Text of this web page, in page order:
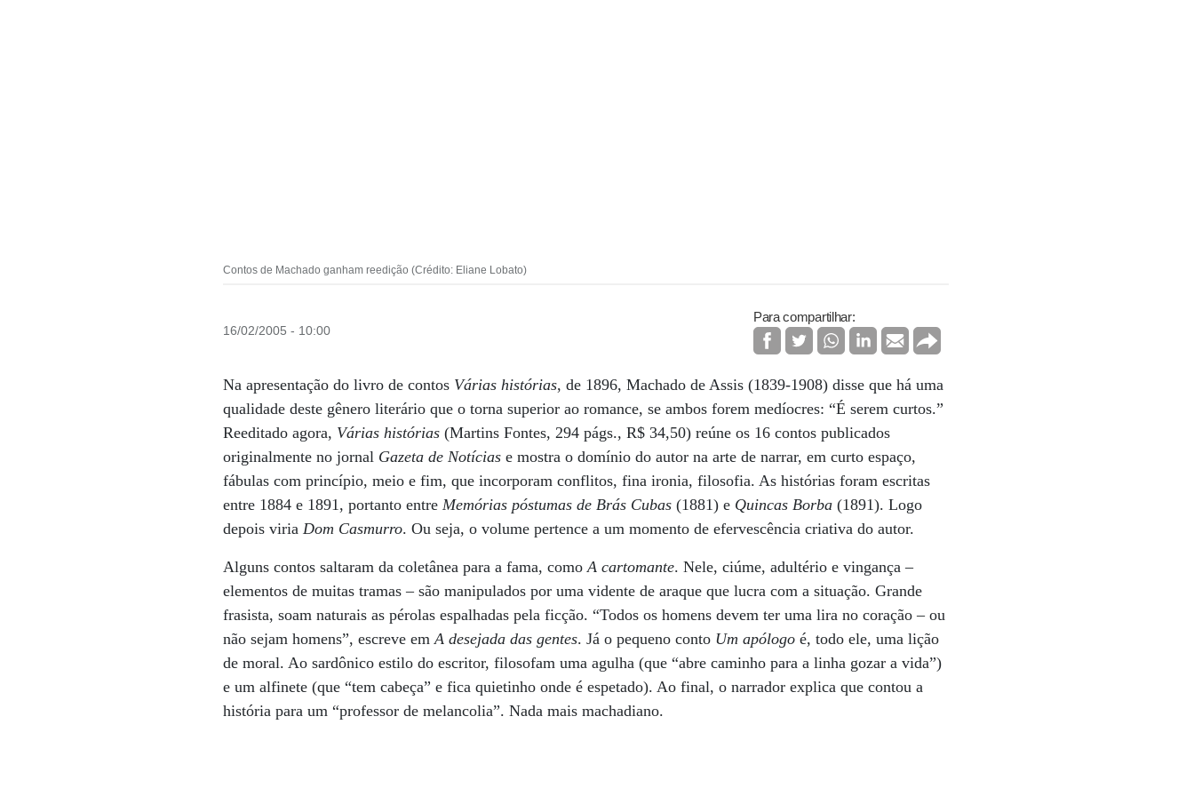
Contos de Machado ganham reedição (Crédito: Eliane Lobato)
16/02/2005 - 10:00
Para compartilhar:
Na apresentação do livro de contos Várias histórias, de 1896, Machado de Assis (1839-1908) disse que há uma
qualidade deste gênero literário que o torna superior ao romance, se ambos forem medíocres: “É serem curtos.”
Reeditado agora, Várias histórias(Martins Fontes, 294 págs., R$ 34,50) reúne os 16 contos publicados
originalmente no jornal Gazeta de Notícias e mostra o domínio do autor na arte de narrar, em curto espaço,
fábulas com princípio, meio e fim, que incorporam conflitos, fina ironia, filosofia. As histórias foram escritas
entre 1884 e 1891, portanto entreMemórias póstumas de Brás Cubas (1881) e Quincas Borba(1891). Logo
depois viriaDom Casmurro. Ou seja, o volume pertence a um momento de efervescência criativa do autor.
Alguns contos saltaram da coletânea para a fama, comoA cartomante. Nele, ciúme, adultério e vingança –
elementos de muitas tramas – são manipulados por uma vidente de araque que lucra com a situação. Grande
frasista, soam naturais as pérolas espalhadas pela ficção. “Todos os homens devem ter uma lira no coração – ou
não sejam homens”, escreve emA desejada das gentes. Já o pequeno conto Um apólogo é, todo ele, uma lição
de moral. Ao sardônico estilo do escritor, filosofam uma agulha (que “abre caminho para a linha gozar a vida”)
e um alfinete (que “tem cabeça” e fica quietinho onde é espetado). Ao final, o narrador explica que contou a
história para um “professor de melancolia”. Nada mais machadiano.